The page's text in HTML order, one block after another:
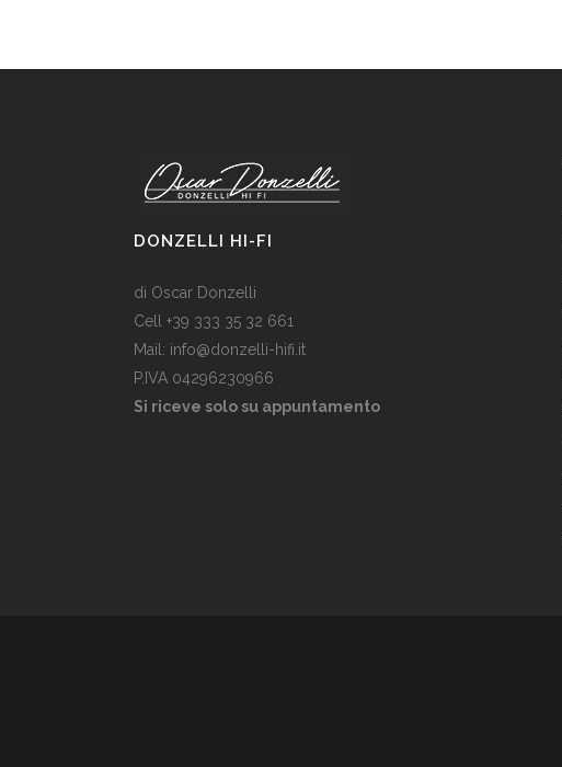
DONZELLI HI-FI
di Oscar Donzelli
Cell +39 333 35 32 661
Mail: info@donzelli-hifi.it
P.IVA 04296230966
Si riceve solo su appuntamento